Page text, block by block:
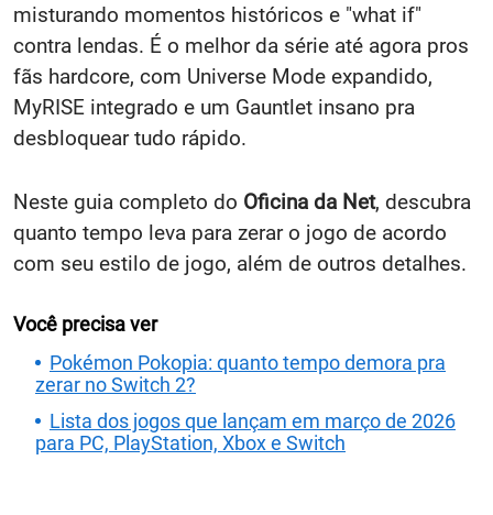
misturando momentos históricos e "what if"
contra lendas. É o melhor da série até agora pros
fãs hardcore, com Universe Mode expandido,
MyRISE integrado e um Gauntlet insano pra
desbloquear tudo rápido.
Neste guia completo do Oficina da Net, descubra
quanto tempo leva para zerar o jogo de acordo
com seu estilo de jogo, além de outros detalhes.
Você precisa ver
Pokémon Pokopia: quanto tempo demora pra
zerar no Switch 2?
Lista dos jogos que lançam em março de 2026
para PC, PlayStation, Xbox e Switch